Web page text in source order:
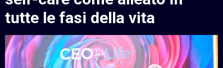
tutte le fasi della vita